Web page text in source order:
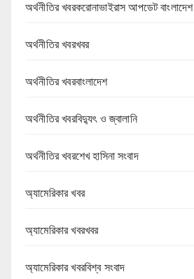
অর্থনীতির খবরকরোনাভাইরাস আপডেট বাংলাদেশ
অর্থনীতির খবরখবর
অর্থনীতির খবরবাংলাদেশ
অর্থনীতির খবরবিদ্যুৎ ও জ্বালানি
অর্থনীতির খবরশেখ হাসিনা সংবাদ
অ্যামেরিকার খবর
অ্যামেরিকার খবরখবর
অ্যামেরিকার খবরবিশ্ব সংবাদ